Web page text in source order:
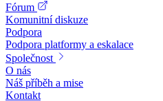
Fórum
Komunitní diskuze
Podpora
Podpora platformy a eskalace
Společnost
O nás
Náš příběh a mise
Kontakt